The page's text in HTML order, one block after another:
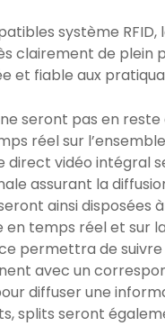
système
clairement de plein
et fiable aux
seront pas en
réel sur
direct vidéo intégral
assurant la
ainsi disposées
temps réel et sur
permettra de suivre
avec un
diffuser une
splits seront